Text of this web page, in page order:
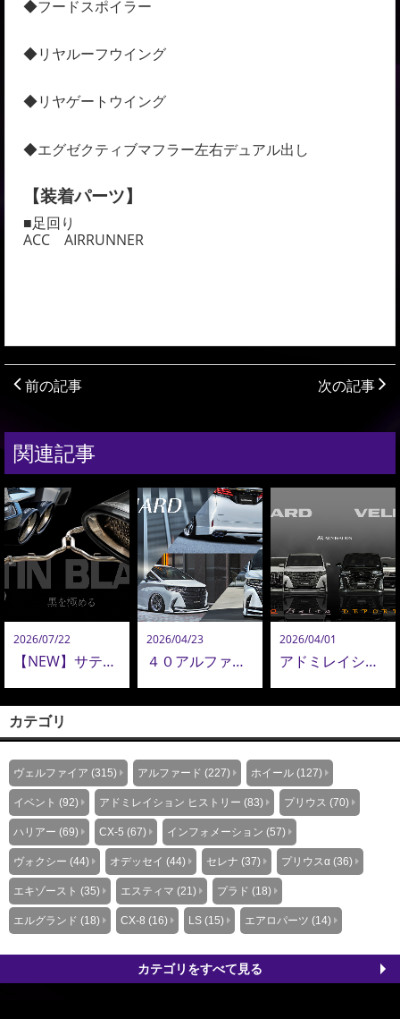
◆フードスポイラー
◆リヤルーフウイング
◆リヤゲートウイング
◆エグゼクティブマフラー左右デュアル出し
【装着パーツ】
■足回り
ACC AIRRUNNER
前の記事 次の記事
関連記事
2026/07/22
【NEW】サテンブラックテール新登場｜美しさ・音質・品質を極めたアドミレイション エキゾーストシステムのこだわり
2026/04/23
４０アルファードを、もう一段上の存在へ。造形美で魅せる。アドミレイションのエアロパーツ提案
2026/04/01
アドミレイションがおすすめする、アルファード＆ヴェルファイア エアロパーツコレクション
カテゴリ
ヴェルファイア (315) アルファード (227) ホイール (127)
イベント (92) アドミレイション ヒストリー (83) プリウス (70)
ハリアー (69) CX-5 (67) インフォメーション (57)
ヴォクシー (44) オデッセイ (44) セレナ (37) プリウスα (36)
エキゾースト (35) エスティマ (21) プラド (18)
エルグランド (18) CX-8 (16) LS (15) エアロパーツ (14)
カテゴリをすべて見る